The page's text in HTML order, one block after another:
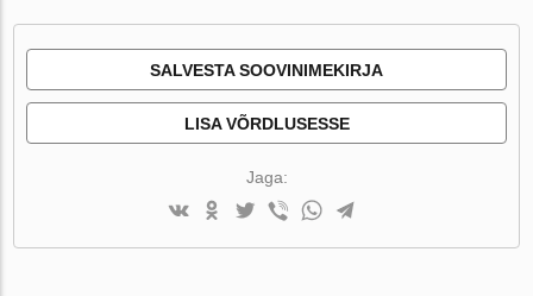
SALVESTA SOOVINIMEKIRJA
LISA VÕRDLUSESSE
Jaga: